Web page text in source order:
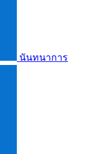
นันทนาการ